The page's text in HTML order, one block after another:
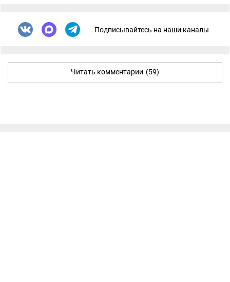
Подписывайтесь на наши каналы
Читать комментарии (59)